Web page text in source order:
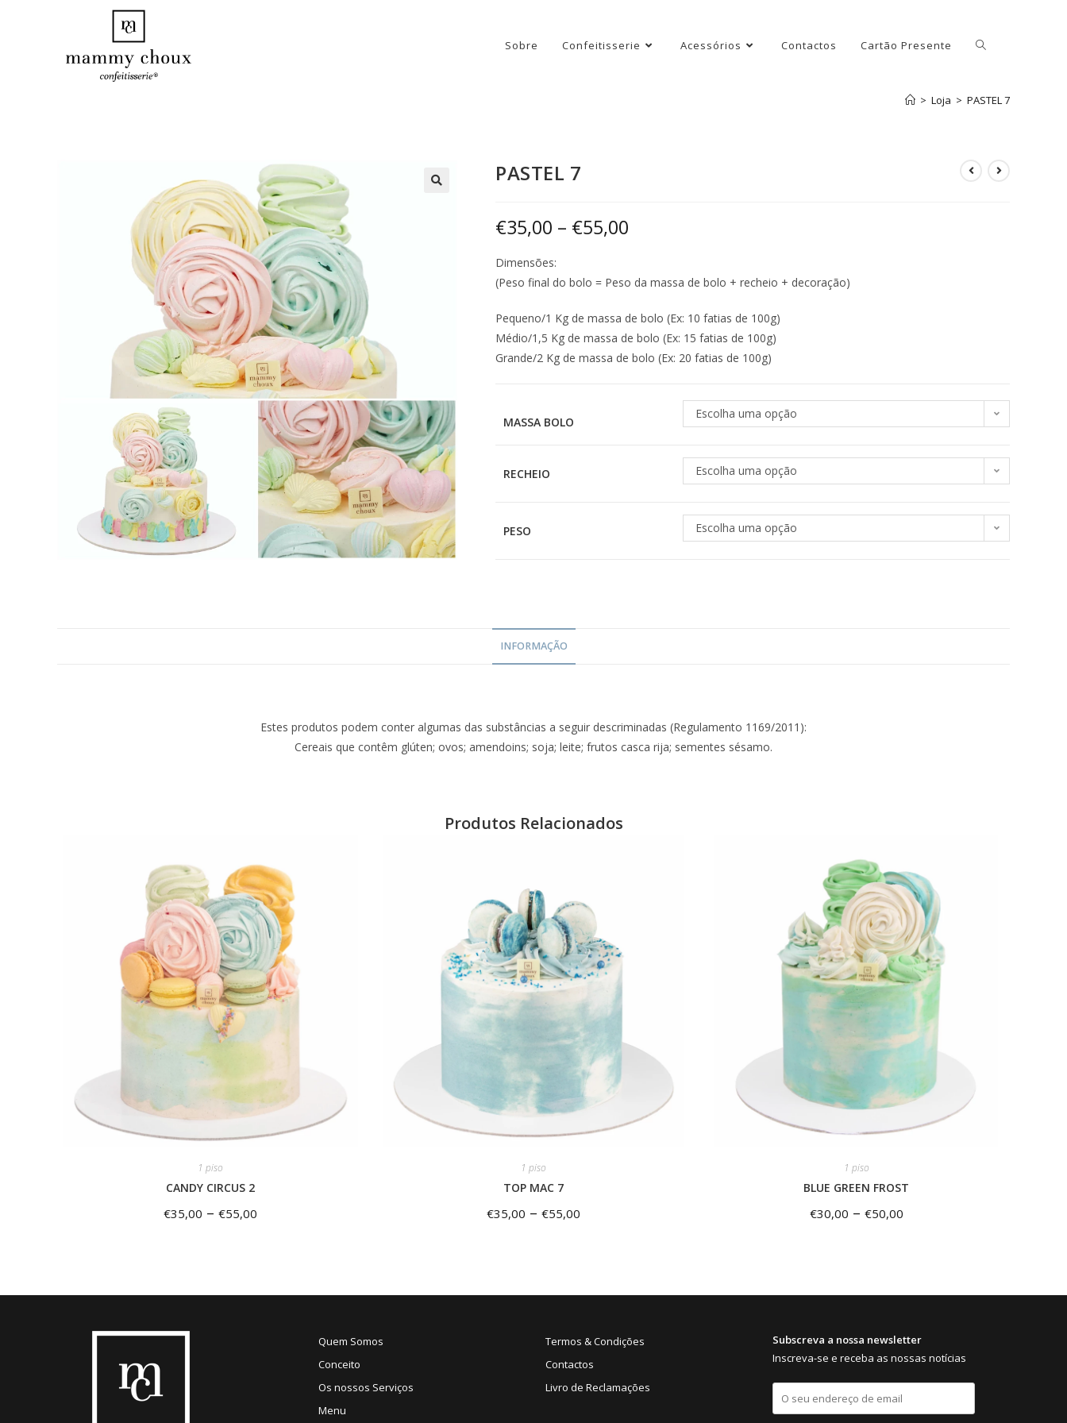
Sobre Confeitisserie Acessórios Contactos Cartão Presente
> Loja > PASTEL 7
PASTEL 7
€35,00 – €55,00
Dimensões:
(Peso final do bolo = Peso da massa de bolo + recheio + decoração)
Pequeno/1 Kg de massa de bolo (Ex: 10 fatias de 100g)
Médio/1,5 Kg de massa de bolo (Ex: 15 fatias de 100g)
Grande/2 Kg de massa de bolo (Ex: 20 fatias de 100g)
MASSA BOLO
Escolha uma opção
RECHEIO Escolha uma opção
PESO Escolha uma opção
INFORMAÇÃO
Estes produtos podem conter algumas das substâncias a seguir descriminadas (Regulamento 1169/2011):
Cereais que contêm glúten; ovos; amendoins; soja; leite; frutos casca rija; sementes sésamo.
Produtos Relacionados
1 piso
CANDY CIRCUS 2
€35,00 – €55,00
1 piso
TOP MAC 7
€35,00 – €55,00
1 piso
BLUE GREEN FROST
€30,00 – €50,00
Quem Somos
Conceito
Os nossos Serviços
Menu
Termos & Condições
Contactos
Livro de Reclamações
Subscreva a nossa newsletter
Inscreva-se e receba as nossas notícias
E
a